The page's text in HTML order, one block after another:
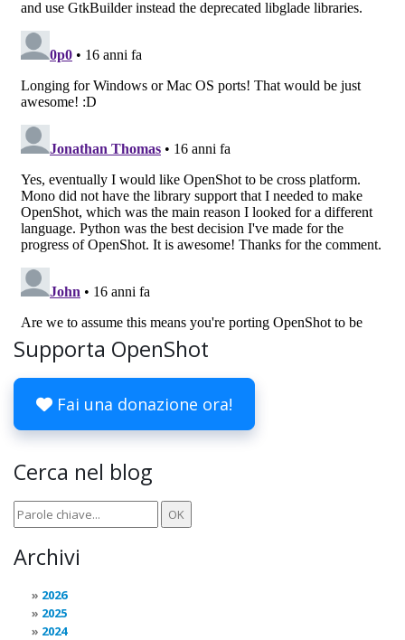
Supporta OpenShot
Fai una donazione ora!
Cerca nel blog
Archivi
2026
2025
2024